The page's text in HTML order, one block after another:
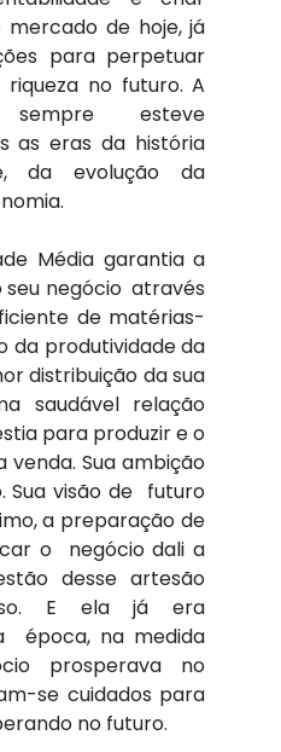
mercado de hoje, já
para perpetuar
no futuro. A
sempre esteve
as eras da história
da evolução da
Média garantia a
negócio  através
de matérias-
da produtividade da
distribuição da sua
saudável relação
para produzir e o
venda. Sua ambição
visão de  futuro
a preparação de
o  negócio dali a
desse artesão
E ela já era
época, na medida
prosperava no
se cuidados para
no futuro.